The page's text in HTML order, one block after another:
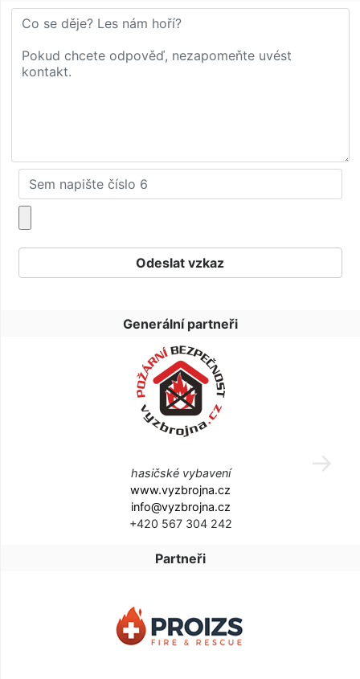
Generální partneři
hasičské vybavení
www.vyzbrojna.cz
info@vyzbrojna.cz
+420 567 304 242
Partneři